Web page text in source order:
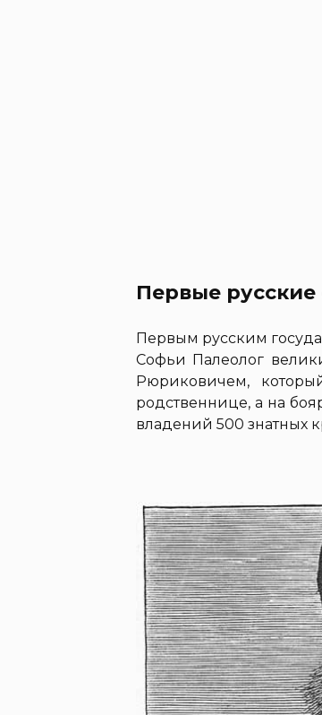
Первые
Первым русским
Софьи Палеолог
Рюриковичем,
родственнице, а на
владений 500 знатных